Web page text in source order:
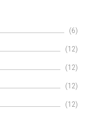
(6)
(12)
(12)
(12)
(12)